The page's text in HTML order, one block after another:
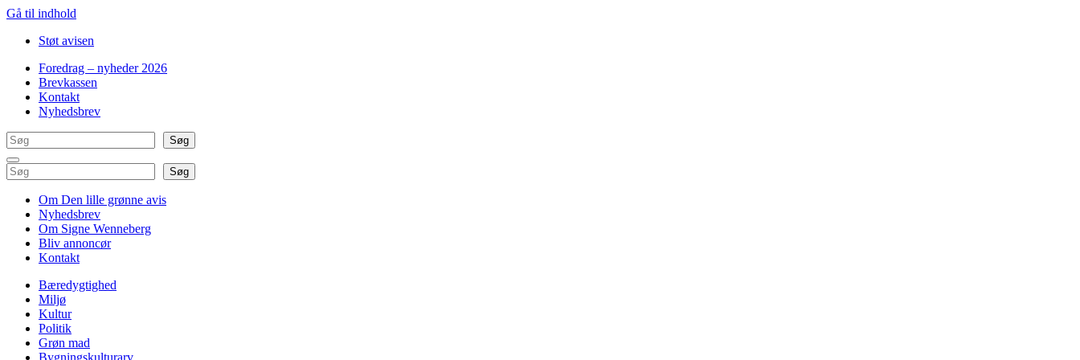
Gå til indhold
Støt avisen
Foredrag – nyheder 2026
Brevkassen
Kontakt
Nyhedsbrev
Søg
Søg
Søg Søg
Om Den lille grønne avis
Nyhedsbrev
Om Signe Wenneberg
Bliv annoncør
Kontakt
Bæredygtighed
Miljø
Kultur
Politik
Grøn mad
Bygningskulturarv